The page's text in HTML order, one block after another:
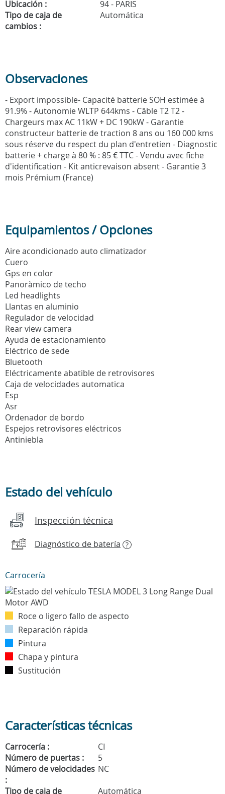
Ubicación :
94 - PARIS
Tipo de caja de
cambios :
Automática
Observaciones
- Export impossible- Capacité batterie SOH estimée à
91.9% - Autonomie WLTP 644kms - Câble T2 T2 -
Chargeurs max AC 11kW + DC 190kW - Garantie
constructeur batterie de traction 8 ans ou 160 000 kms
sous réserve du respect du plan d'entretien - Diagnostic
batterie + charge à 80 % : 85 € TTC - Vendu avec fiche
d'identification - Kit anticrevaison absent - Garantie 3
mois Prémium (France)
Equipamientos / Opciones
Aire acondicionado auto climatizador
Cuero
Gps en color
Panoràmico de techo
Led headlights
Llantas en aluminio
Regulador de velocidad
Rear view camera
Ayuda de estacionamiento
Eléctrico de sede
Bluetooth
Eléctricamente abatible de retrovisores
Caja de velocidades automatica
Esp
Asr
Ordenador de bordo
Espejos retrovisores eléctricos
Antiniebla
Estado del vehículo
Inspección técnica
Diagnóstico de batería ?
Carrocería
Roce o ligero fallo de aspecto
Reparación rápida
Pintura
Chapa y pintura
Sustitución
Características técnicas
Carrocería :
CI
Número de puertas :
5
Número de velocidades
:
NC
Tipo de caja de
Automática